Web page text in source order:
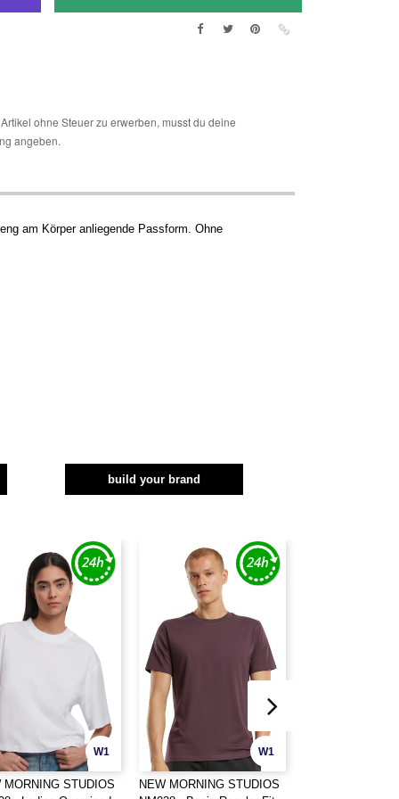
ohne Steuer zu erwerben, musst du deine
angeben.
am Körper anliegende Passform. Ohne
build your brand
W1
MORNING STUDIOS
W1
NEW MORNING STUDIOS